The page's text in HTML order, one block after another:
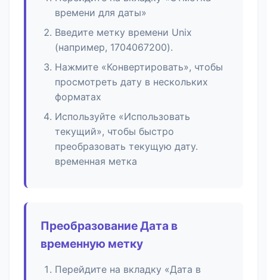
времени для даты»
Введите метку времени Unix
(например, 1704067200).
Нажмите «Конвертировать», чтобы
просмотреть дату в нескольких
форматах
Используйте «Использовать
текущий», чтобы быстро
преобразовать текущую дату.
временная метка
Преобразование Дата в
временную метку
Перейдите на вкладку «Дата в